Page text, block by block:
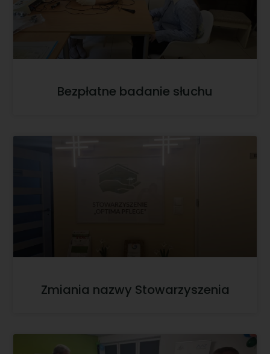
Bezpłatne badanie słuchu
Zmiania nazwy Stowarzyszenia